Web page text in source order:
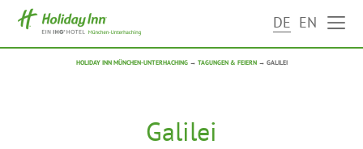
DE EN
HOLIDAY INN MÜNCHEN-UNTERHACHING→ TAGUNGEN & FEIERN→ GALILEI
Galilei